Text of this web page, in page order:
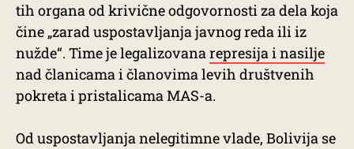
tih organa od krivične odgovornosti za dela koja
čine „zarad uspostavljanja javnog reda ili iz
nužde“. Time je legalizovanarepresija i nasilje
nad članicama i članovima levih društvenih
pokreta i pristalicama MAS-a.
Od uspostavljanja nelegitimne vlade, Bolivija se